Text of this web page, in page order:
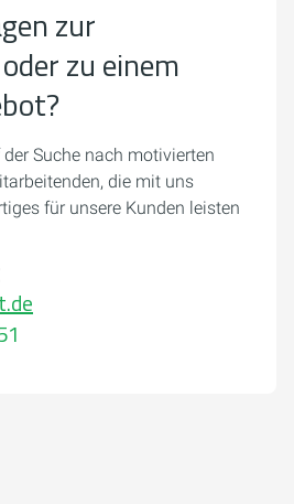
zur
zu einem
Suche nach motivierten
die mit uns
für unsere Kunden leisten